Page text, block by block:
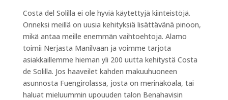
Costa del Solilla ei ole hyviä käytettyjä kiinteistöjä.
Onneksi meillä on uusia kehityksiä lisättävänä pinoon,
mikä antaa meille enemmän vaihtoehtoja. Alamo
toimii Nerjasta Manilvaan ja voimme tarjota
asiakkaillemme hieman yli 200 uutta kehitystä Costa
de Solilla. Jos haaveilet kahden makuuhuoneen
asunnosta Fuengirolassa, josta on merinäköala, tai
haluat mieluummin upouuden talon Benahavisin